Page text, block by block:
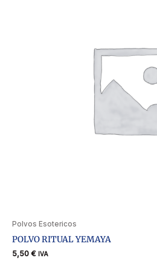
Polvos Esotericos
POLVO RITUAL YEMAYA
5,50 € IVA